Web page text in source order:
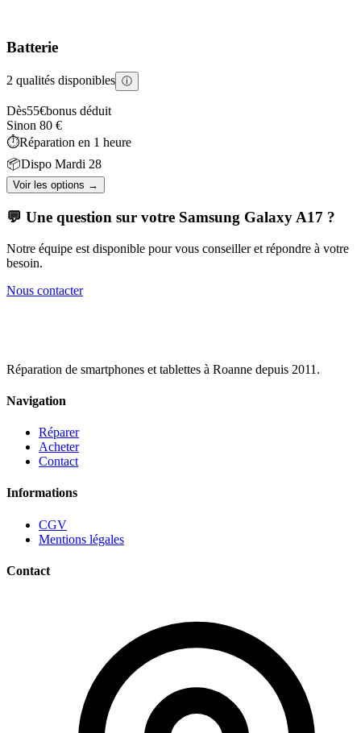
Batterie
2 qualités disponibles ⓘ
Dès55€bonus déduit
Sinon 80 €
⏱️Réparation en 1 heure
📦Dispo Mardi 28
Voir les options →
💬 Une question sur votre Samsung Galaxy A17 ?
Notre équipe est disponible pour vous conseiller et répondre à votre
besoin.
Nous contacter
Réparation de smartphones et tablettes à Roanne depuis 2011.
Navigation
Réparer
Acheter
Contact
Informations
CGV
Mentions légales
Contact